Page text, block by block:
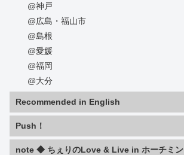
@神戸
@広島・福山市
@島根
@愛媛
@福岡
@大分
Recommended in English
Push！
note ◆ ちぇりのLove & Live in ホーチミン